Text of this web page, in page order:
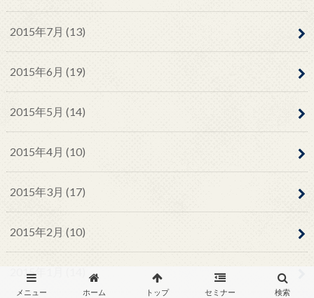
メニュー ホーム トップ セミナー 検索
2015年7月 (13)
2015年6月 (19)
2015年5月 (14)
2015年4月 (10)
2015年3月 (17)
2015年2月 (10)
2015年1月 (14)